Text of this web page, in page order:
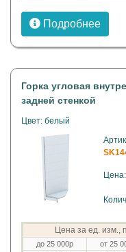
Подробнее
Горка угловая
задней стенкой
Цвет: белый
Цена:
Цена за ед. изм.,
до 25 000р от 25